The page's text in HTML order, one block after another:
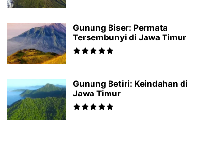
Gunung Biser: Permata
Tersembunyi di Jawa Timur
Gunung Betiri: Keindahan di
Jawa Timur